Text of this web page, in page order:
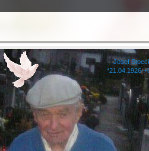
Josef
*21.04.1926-